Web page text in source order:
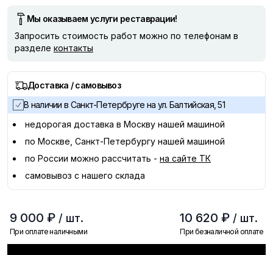
Мы оказываем услуги реставрации!
Запросить стоимость работ можно по телефонам в
разделе контакты
Доставка / самовывоз
В наличии в Санкт-Петербруге на ул. Балтийская, 51
недорогая доставка в Москву нашей машиной
по Москве, Санкт-Петербургу нашей машиной
по России можно рассчитать - на сайте ТК
самовывоз с нашего склада
9 000 ₽ / шт.
При оплате наличными
10 620 ₽ / шт.
При безналичной оплате